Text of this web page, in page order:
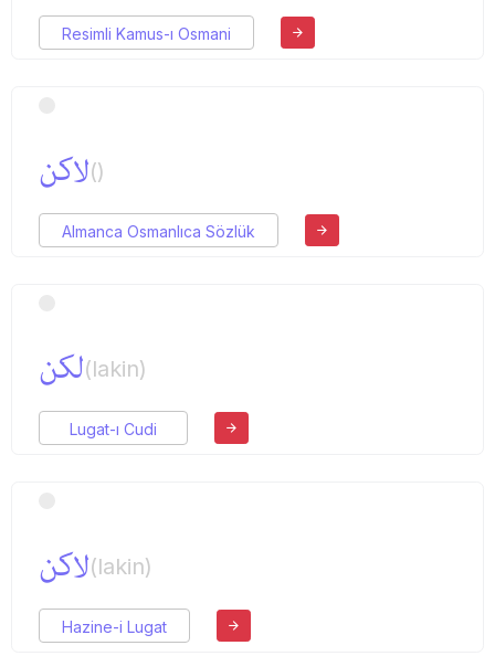
Resimli Kamus-ı Osmani
لاكن()
Almanca Osmanlıca Sözlük
لكن(lakin)
Lugat-ı Cudi
لاكن(lakin)
Hazine-i Lugat